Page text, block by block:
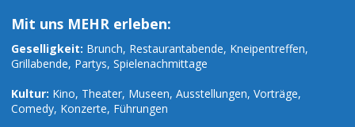
Mit uns MEHR erleben:
Geselligkeit: Brunch, Restaurantabende, Kneipentreffen,
Grillabende, Partys, Spielenachmittage
Kultur: Kino, Theater, Museen, Ausstellungen, Vorträge,
Comedy, Konzerte, Führungen